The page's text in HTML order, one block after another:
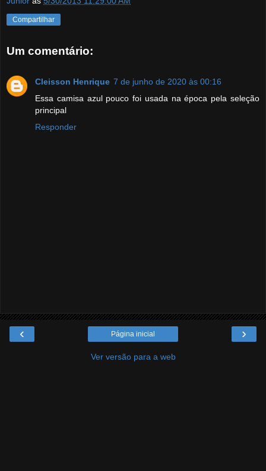
Compartilhar
Um comentário:
Cleisson Henrique 7 de junho de 2020 às 00:16
Essa camisa azul pouco foi usada na época pela seleção
principal
Responder
‹ ›
Página inicial
Ver versão para a web